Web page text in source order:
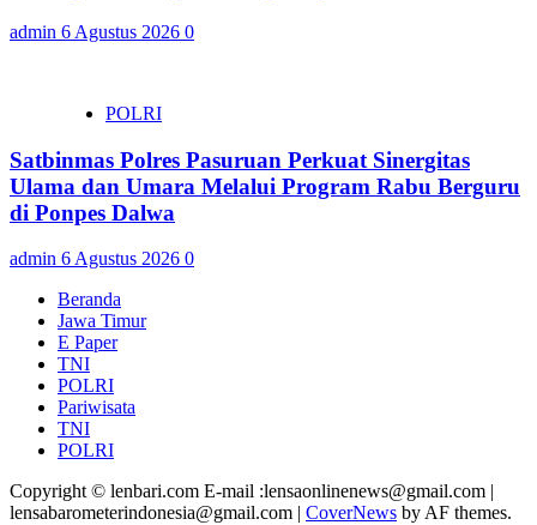
admin 6 Agustus 2026 0
POLRI
Satbinmas Polres Pasuruan Perkuat Sinergitas
Ulama dan Umara Melalui Program Rabu Berguru
di Ponpes Dalwa
admin 6 Agustus 2026 0
Beranda
Jawa Timur
E Paper
TNI
POLRI
Pariwisata
TNI
POLRI
Copyright © lenbari.com E-mail :lensaonlinenews@gmail.com |
lensabarometerindonesia@gmail.com | CoverNews by AF themes.